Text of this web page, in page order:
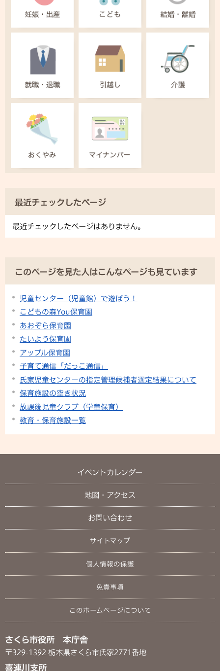
最近チェックしたページ
最近チェックしたページはありません。
このページを見た人はこんなページも見ています
児童センター（児童館）で遊ぼう！
こどもの森You保育園
あおぞら保育園
たいよう保育園
アップル保育園
子育て通信「だっこ通信」
氏家児童センターの指定管理候補者選定結果について
保育施設の空き状況
放課後児童クラブ（学童保育）
教育・保育施設一覧
イベントカレンダー
地図・アクセス
お問い合わせ
サイトマップ
個人情報の保護
免責事項
このホームページについて
さくら市役所 本庁舎
〒329-1392 栃木県さくら市氏家2771番地
喜連川支所